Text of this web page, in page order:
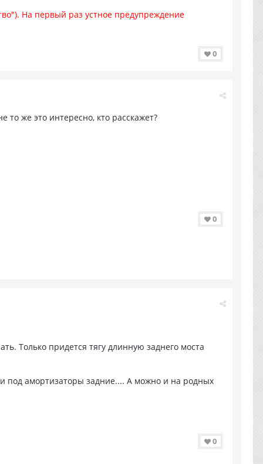
На первый раз устное предупреждение
0
то же это интересно, кто расскажет?
0
Только придется тягу длинную заднего моста
под амортизаторы задние.... А можно и на родных
0